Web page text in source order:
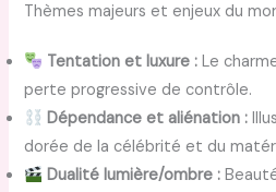
Thèmes majeurs et enjeux du
Tentation et luxure : Le
perte progressive de contrôle.
Dépendance et aliénation :
dorée de la célébrité et du
Dualité lumière/ombre :